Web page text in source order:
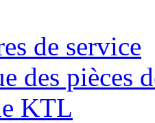
de service
des pièces
KTL